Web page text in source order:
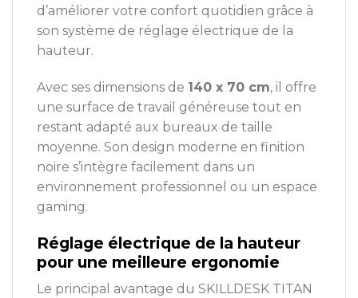
d’améliorer votre confort quotidien grâce à
son système de réglage électrique de la
hauteur.
Avec ses dimensions de 140 x 70 cm, il offre
une surface de travail généreuse tout en
restant adapté aux bureaux de taille
moyenne. Son design moderne en finition
noire s’intègre facilement dans un
environnement professionnel ou un espace
gaming.
Réglage électrique de la hauteur
pour une meilleure ergonomie
Le principal avantage du SKILLDESK TITAN